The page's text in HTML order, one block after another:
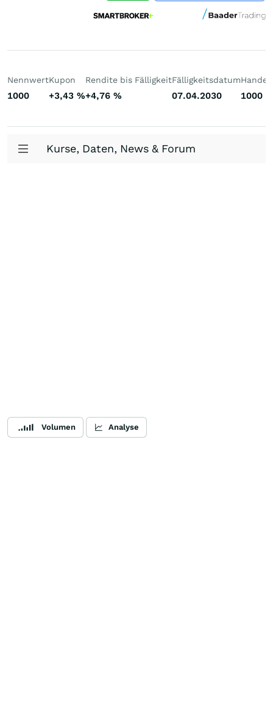
Nennwert
1000
Kupon
+3,43 %
Rendite bis Fälligkeit
+4,76 %
Fälligkeitsdatum
07.04.2030 1000
Kurse, Daten, News & Forum
Volumen Analyse